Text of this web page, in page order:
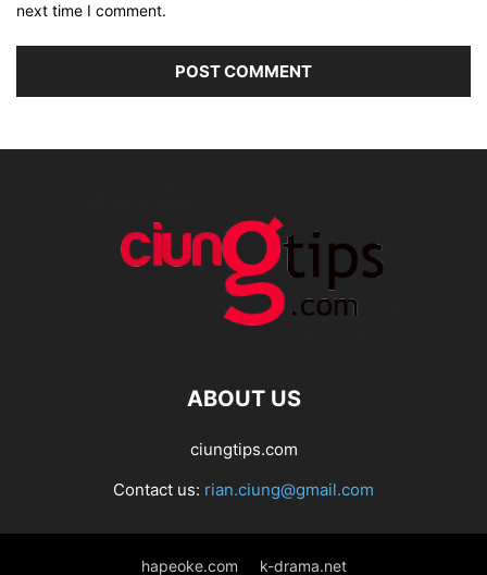
next time I comment.
ABOUT US
ciungtips.com
Contact us: rian.ciung@gmail.com
hapeoke.com k-drama.net